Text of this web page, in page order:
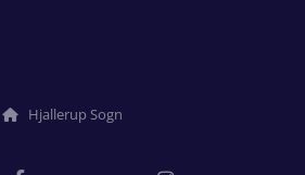
Hjallerup Sogn